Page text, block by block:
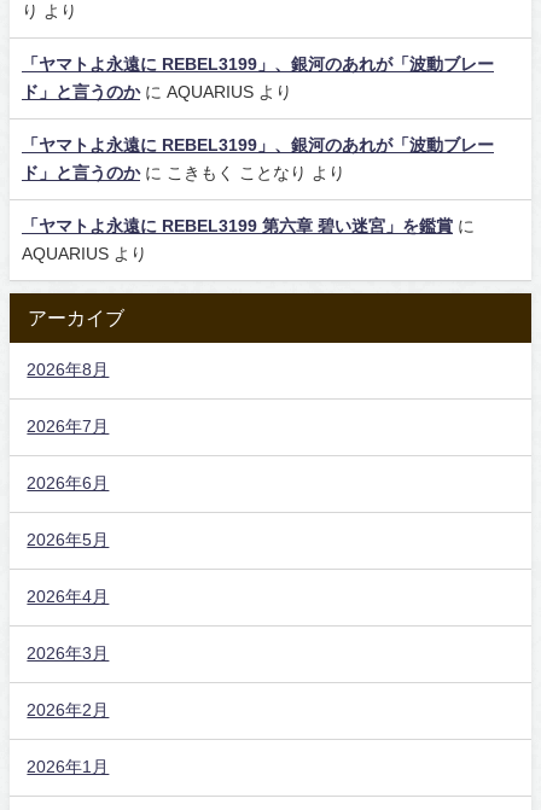
り
より
「ヤマトよ永遠に REBEL3199」、銀河のあれが「波動ブレー
ド」と言うのかに AQUARIUS より
「ヤマトよ永遠に REBEL3199」、銀河のあれが「波動ブレー
ド」と言うのかに こきもく ことなり より
「ヤマトよ永遠に REBEL3199 第六章 碧い迷宮」を鑑賞 に
AQUARIUS より
アーカイブ
2026年8月
2026年7月
2026年6月
2026年5月
2026年4月
2026年3月
2026年2月
2026年1月